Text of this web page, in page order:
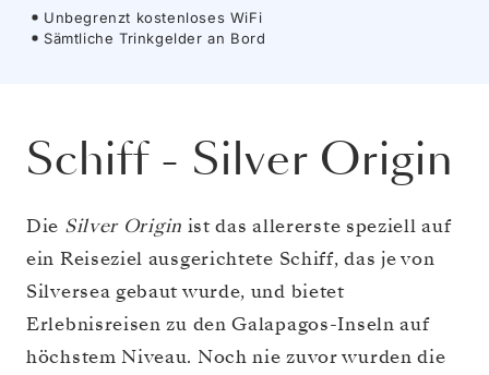
Unbegrenzt kostenloses WiFi
Sämtliche Trinkgelder an Bord
Schiff- Silver Origin
Die Silver Origin ist das allererste speziell auf
ein Reiseziel ausgerichtete Schiff, das je von
Silversea gebaut wurde, und bietet
Erlebnisreisen zu den Galapagos-Inseln auf
höchstem Niveau. Noch nie zuvor wurden die